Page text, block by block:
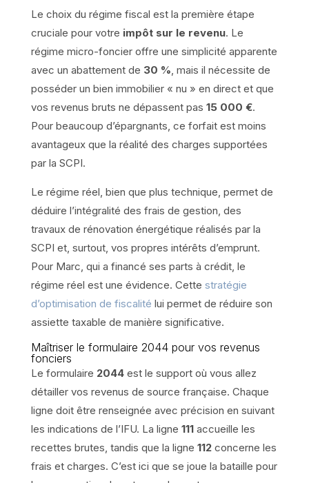
Le choix du régime fiscal est la première étape
cruciale pour votre impôt sur le revenu. Le
régime micro-foncier offre une simplicité apparente
avec un abattement de 30 % , mais il nécessite de
posséder un bien immobilier « nu » en direct et que
vos revenus bruts ne dépassent pas 15 000 €.
Pour beaucoup d’épargnants, ce forfait est moins
avantageux que la réalité des charges supportées
par la SCPI.
Le régime réel, bien que plus technique, permet de
déduire l’intégralité des frais de gestion, des
travaux de rénovation énergétique réalisés par la
SCPI et, surtout, vos propres intérêts d’emprunt.
Pour Marc, qui a financé ses parts à crédit, le
régime réel est une évidence. Cette stratégie
d’optimisation de fiscalité lui permet de réduire son
assiette taxable de manière significative.
Maîtriser le formulaire 2044 pour vos revenus
fonciers
Le formulaire 2044est le support où vous allez
détailler vos revenus de source française. Chaque
ligne doit être renseignée avec précision en suivant
les indications de l’IFU. La ligne 111accueille les
recettes brutes, tandis que la ligne 112concerne les
frais et charges. C’est ici que se joue la bataille pour